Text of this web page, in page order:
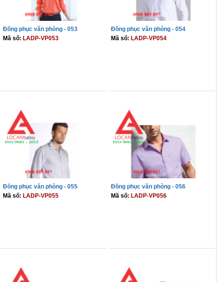
Đồng phục văn phòng - 053
Mã số: LADP-VP053
Đồng phục văn phòng - 054
Mã số: LADP-VP054
Đồng phục văn phòng - 055
Mã số: LADP-VP055
Đồng phục văn phòng - 056
Mã số: LADP-VP056